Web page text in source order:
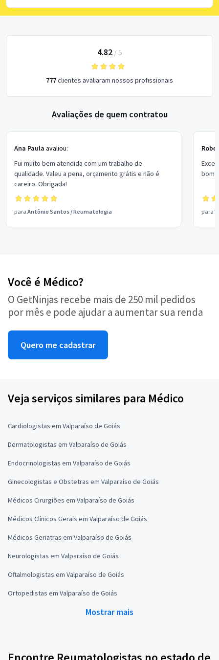
4.82/ 5
777clientes avaliaram nossos profissionais
Avaliações de quem contratou
Ana Paula avaliou:
Fui muito bem atendida com um trabalho de
qualidade. Valeu a pena, orçamento grátis e não é
careiro. Obrigada!
para Antônio Santos /Reumatologia
bom
para
Você é Médico?
O GetNinjas recebe mais de 250 mil pedidos
por mês e pode ajudar a aumentar sua renda
Quero me cadastrar
Veja serviços similares para Médico
Cardiologistas em Valparaíso de Goiás
Dermatologistas em Valparaíso de Goiás
Endocrinologistas em Valparaíso de Goiás
Ginecologistas e Obstetras em Valparaíso de Goiás
Médicos Cirurgiões em Valparaíso de Goiás
Médicos Clínicos Gerais em Valparaíso de Goiás
Médicos Geriatras em Valparaíso de Goiás
Neurologistas em Valparaíso de Goiás
Oftalmologistas em Valparaíso de Goiás
Ortopedistas em Valparaíso de Goiás
Mostrar mais